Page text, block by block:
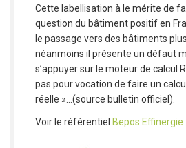
Cette labellisation à le mérite de
question du bâtiment positif en
le passage vers des bâtiments
néanmoins il présente un défaut
s’appuyer sur le moteur de calcul
pas pour vocation de faire un
réelle »…(source bulletin officiel).
Voir le référentiel Bepos Effinergie